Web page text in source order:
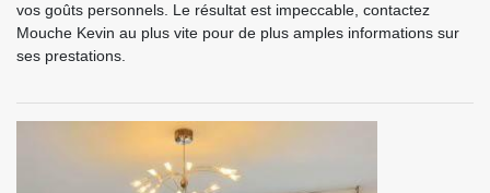
vos goûts personnels. Le résultat est impeccable, contactez
Mouche Kevin au plus vite pour de plus amples informations sur
ses prestations.